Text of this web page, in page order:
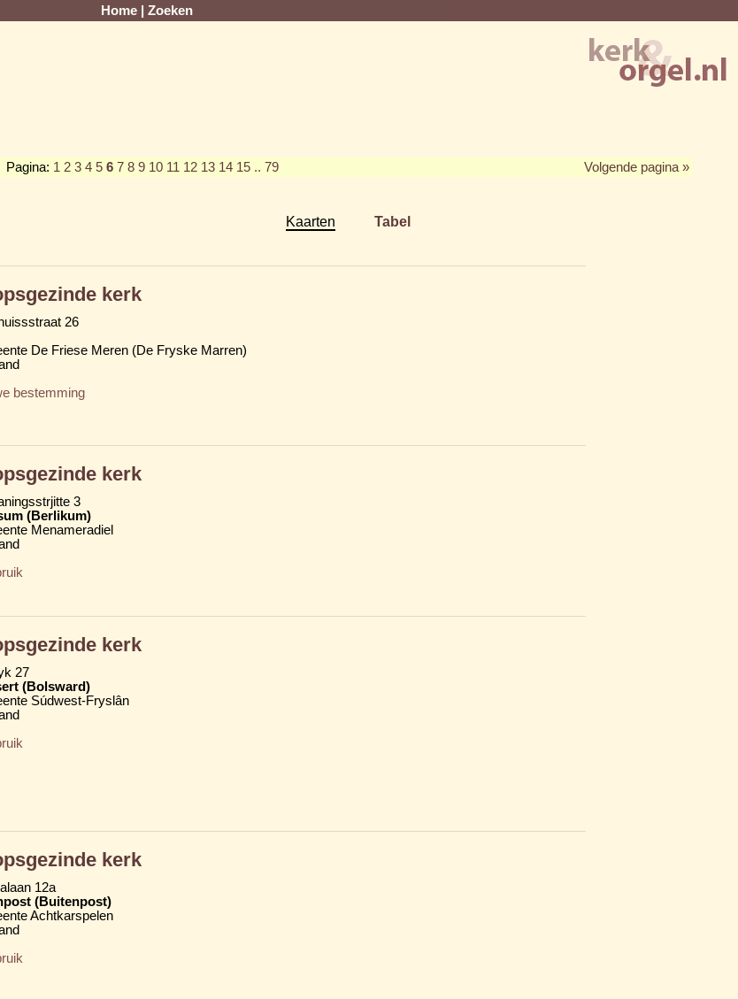
Home Zoeken
Pagina: 1 2 3 4 5 6 7 8 9 10 11 12 13 14 15 .. 79 Volgende pagina »
Kaarten Tabel
kerk
26
De Friese Meren (De Fryske Marren)
bestemming
kerk
3
(Berlikum)
Menameradiel
kerk
27
(Bolsward)
Súdwest-Fryslân
kerk
12a
(Buitenpost)
Achtkarspelen